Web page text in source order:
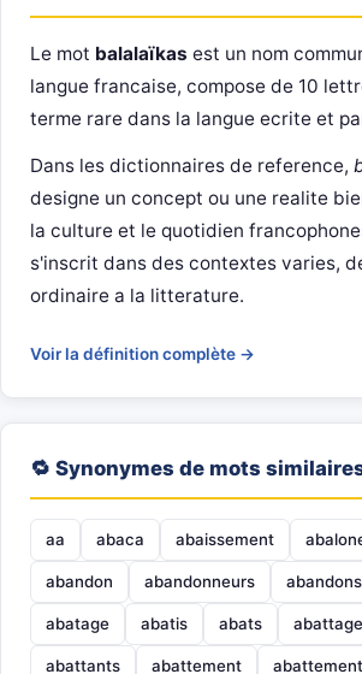
Le mot balalaïkas est un nom
langue francaise, compose de 10
terme rare dans la langue ecrite et
Dans les dictionnaires de reference,
designe un concept ou une realite
la culture et le quotidien
s'inscrit dans des contextes varies,
ordinaire a la litterature.
Voir la définition complète →
🔁 Synonymes de mots
aa abaca abaissement
abandon abandonneurs abandons
abatage abatis abats abattage
abattants abattement